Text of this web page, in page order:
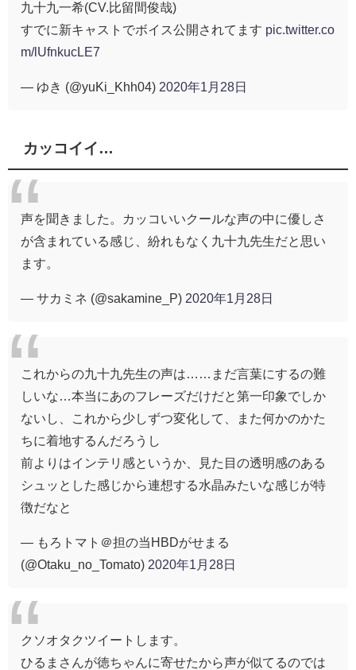
九十九一希(CV.比留間俊哉)
すでに新キャストでボイス公開されてます pic.twitter.co
m/lUfnkucLE7
— ゆき (@yuKi_Khh04) 2020年1月28日
カッコイイ…
声を聞きました。カッコいいクールな声の中に優しさ
が含まれている感じ、紛れもなく九十九先生だと思い
ます。
— サカミネ (@sakamine_P) 2020年1月28日
これからの九十九先生の声は……まだ言葉にするの難
しいな…本当にあのフレーズだけだと第一印象でしか
ないし、これから少しずつ変化して、また何かのかた
ちに着地するんだろうし
前よりはインテリ感というか、見た目の透明感のある
シュッとした感じから連想する水晶みたいな感じが特
徴だなと
— もろトマト＠担の当HBDがせまる
(@Otaku_no_Tomato) 2020年1月28日
クソオタクツイートします。
ひるまさんが徳ちゃんに寄せたから声が似てるのでは